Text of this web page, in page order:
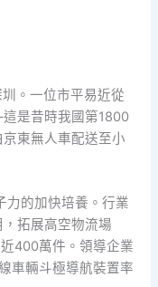
。一位市平易近從
是昔時我國第1800
東無人車配送至小
力的加快培養。行業
拓展高空物流場
400萬件。領導企業
車輛斗極導航裝置率